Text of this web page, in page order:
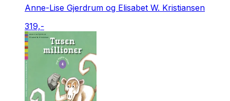
Anne-Lise Gjerdrum og Elisabet W. Kristiansen
319,-